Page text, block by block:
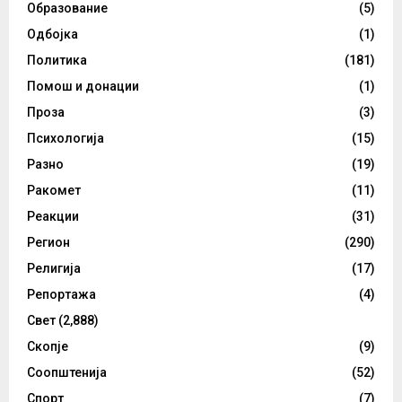
Образование
(5)
Одбојка
(1)
Политика
(181)
Помош и донации
(1)
Проза
(3)
Психологија
(15)
Разно
(19)
Ракомет
(11)
Реакции
(31)
Регион
(290)
Религија
(17)
Репортажа
(4)
Свет (2,888)
Скопје
(9)
Соопштенија
(52)
Спорт
(7)